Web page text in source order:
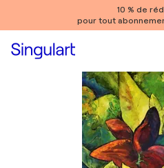
10 % de
pour tout